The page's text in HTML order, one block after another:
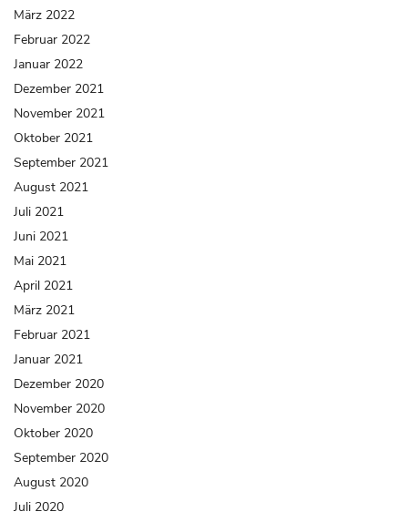
März 2022
Februar 2022
Januar 2022
Dezember 2021
November 2021
Oktober 2021
September 2021
August 2021
Juli 2021
Juni 2021
Mai 2021
April 2021
März 2021
Februar 2021
Januar 2021
Dezember 2020
November 2020
Oktober 2020
September 2020
August 2020
Juli 2020